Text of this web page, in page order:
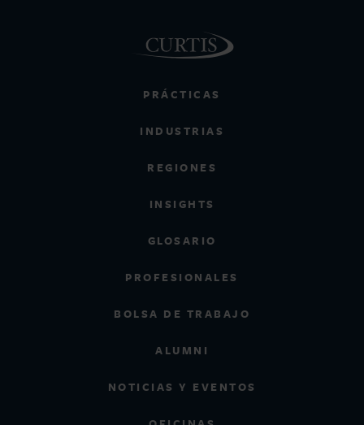
PRÁCTICAS
INDUSTRIAS
REGIONES
INSIGHTS
GLOSARIO
PROFESIONALES
BOLSA DE TRABAJO
ALUMNI
NOTICIAS Y EVENTOS